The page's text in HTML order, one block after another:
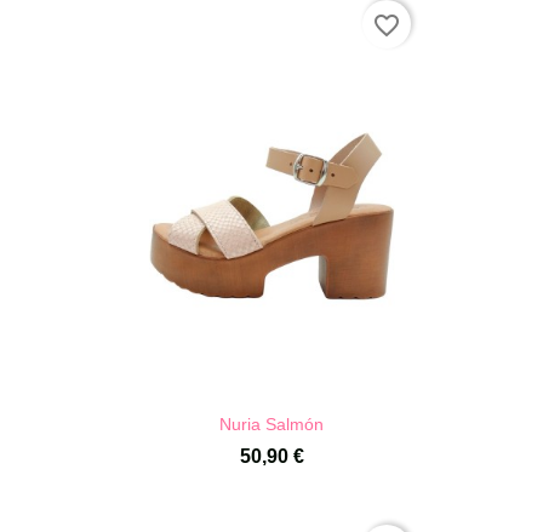
Nuria Salmón
50,90 €
favorite_border